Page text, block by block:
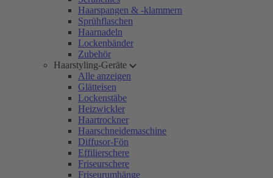
Haarspangen & -klammern
Sprühflaschen
Haarnadeln
Lockenbänder
Zubehör
Haarstyling-Geräte
Alle anzeigen
Glätteisen
Lockenstäbe
Heizwickler
Haartrockner
Haarschneidemaschine
Diffusor-Fön
Effilierschere
Friseurschere
Friseurumhänge